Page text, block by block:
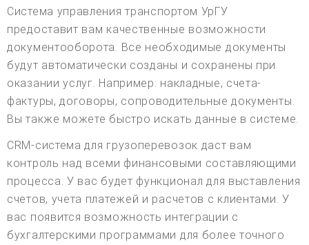
Система управления транспортом УрГУ
предоставит вам качественные возможности
документооборота. Все необходимые документы
будут автоматически созданы и сохранены при
оказании услуг. Например: накладные, счета-
фактуры, договоры, сопроводительные документы.
Вы также можете быстро искать данные в системе.
CRM-система для грузоперевозок даст вам
контроль над всеми финансовыми составляющими
процесса. У вас будет функционал для выставления
счетов, учета платежей и расчетов с клиентами. У
вас появится возможность интеграции с
бухгалтерскими программами для более точного